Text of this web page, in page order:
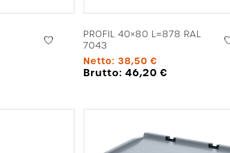
PROFIL 40×80 L=878 RAL
7043
Netto: 38,50 €
Brutto: 46,20€